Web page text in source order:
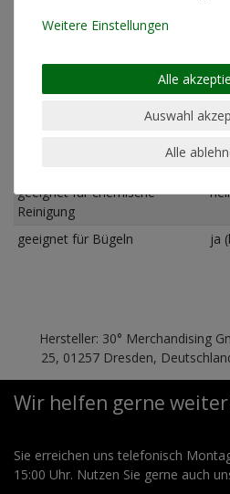
Schnitt
geeignet für chemische
Reinigung
geeignet für Bügeln ja
Hersteller: 30° Merchandising
25, 01257 Dresden,
Wir helfen gerne
Sie erreichen uns telefonisch
15:00 Uhr. Nutzen Sie gerne auch
Weitere Einstellungen
Alle
Auswahl
Alle